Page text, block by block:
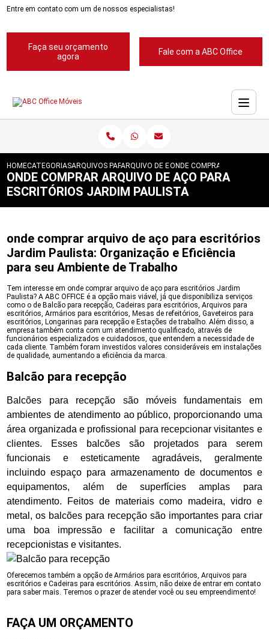
Entre em contato com um de nossos especialistas!
Faça seu orçamento
agora
Fale com a ABC Office
HOMECATEGORIASARQUIVOS PARA ESCRITORIOS
ARQUIVO DE ESCRITORIOSONDE COMPRAR ARQUIVO
ONDE COMPRAR ARQUIVO DE AÇO PARA
ESCRITÓRIOS JARDIM PAULISTA
onde comprar arquivo de aço para escritórios
Jardim Paulista: Organização e Eficiência
para seu Ambiente de Trabalho
Tem interesse em onde comprar arquivo de aço para escritórios Jardim
Paulista? A ABC OFFICE é a opção mais viável, já que disponibiliza serviços
como o de Balcão para recepção, Cadeiras para escritórios, Arquivos para
escritórios, Armários para escritórios, Mesas de refeitórios, Gaveteiros para
escritórios, Longarinas para recepção e Estações de trabalho. Além disso, a
empresa também conta com um atendimento qualificado, através de
funcionários especializados e cuidadosos, que entendem a necessidade de
cada cliente. Também foram investidos valores consideráveis em instalações
de qualidade, aumentando a eficiência da marca.
Balcão para recepção
Balcões para recepção são móveis fundamentais em
ambientes de atendimento ao público, proporcionando uma
área organizada e profissional para recepcionar visitantes e
clientes. Esses balcões são projetados para serem
funcionais e esteticamente agradáveis, geralmente
incluindo espaço para armazenamento de documentos e
equipamentos, além de superfícies amplas para
atendimento. Feitos de materiais como madeira, vidro e
metal, os balcões para recepção são importantes para criar
uma boa impressão e facilitar a comunicação entre
recepcionistas e visitantes.
Oferecemos também a opção de Armários para escritórios, Arquivos para
escritórios e Cadeiras para escritórios. Assim, não deixe de entrar em contato
para saber mais. Teremos o prazer de atender você ou seu empreendimento!
FAÇA UM ORÇAMENTO